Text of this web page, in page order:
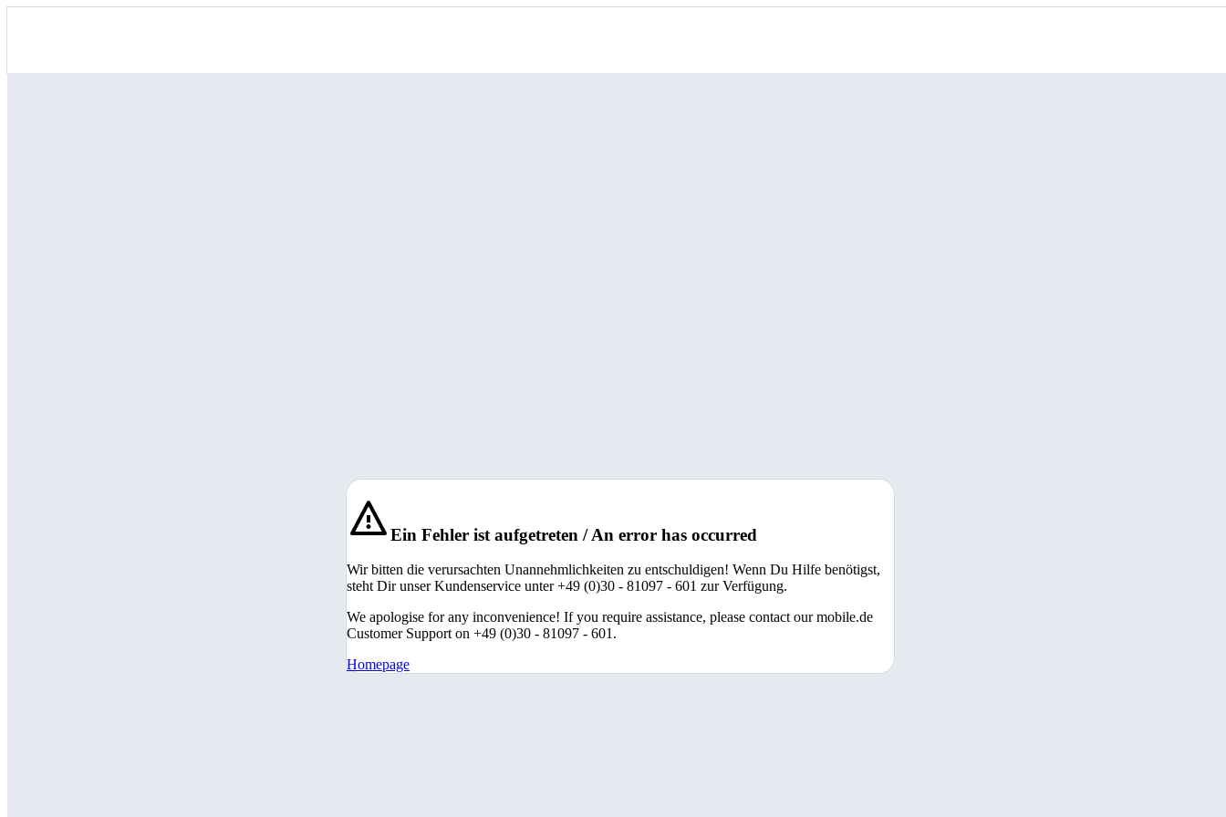
Ein Fehler ist aufgetreten / An error has occurred
Wir bitten die verursachten Unannehmlichkeiten zu entschuldigen! Wenn Du Hilfe benötigst,
steht Dir unser Kundenservice unter +49 (0)30 - 81097 - 601 zur Verfügung.
We apologise for any inconvenience! If you require assistance, please contact our mobile.de
Customer Support on +49 (0)30 - 81097 - 601.
Homepage